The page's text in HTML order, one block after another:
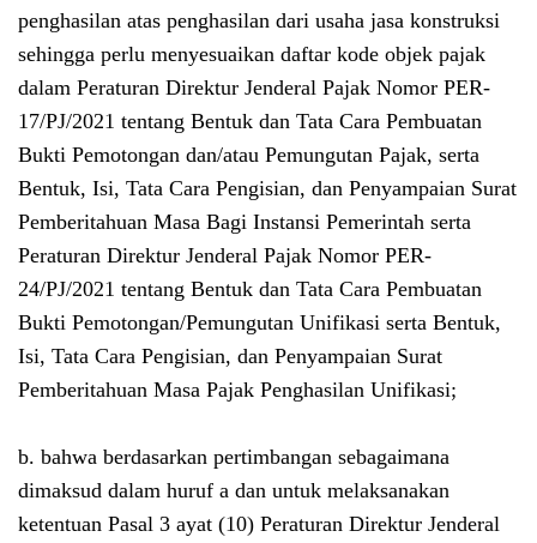
penghasilan atas penghasilan dari usaha jasa konstruksi
sehingga perlu menyesuaikan daftar kode objek pajak
dalam Peraturan Direktur Jenderal Pajak Nomor PER-
17/PJ/2021 tentang Bentuk dan Tata Cara Pembuatan
Bukti Pemotongan dan/atau Pemungutan Pajak, serta
Bentuk, Isi, Tata Cara Pengisian, dan Penyampaian Surat
Pemberitahuan Masa Bagi Instansi Pemerintah serta
Peraturan Direktur Jenderal Pajak Nomor PER-
24/PJ/2021 tentang Bentuk dan Tata Cara Pembuatan
Bukti Pemotongan/Pemungutan Unifikasi serta Bentuk,
Isi, Tata Cara Pengisian, dan Penyampaian Surat
Pemberitahuan Masa Pajak Penghasilan Unifikasi;
b. bahwa berdasarkan pertimbangan sebagaimana
dimaksud dalam huruf a dan untuk melaksanakan
ketentuan Pasal 3 ayat (10) Peraturan Direktur Jenderal